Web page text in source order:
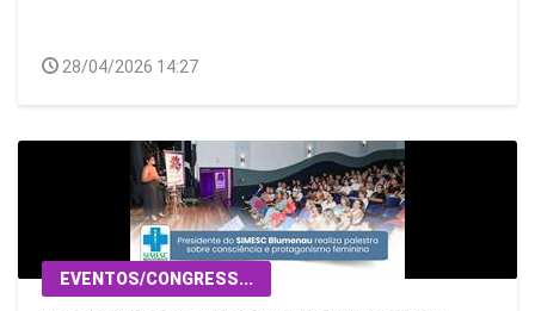
28/04/2026 14:27
EVENTOS/CONGRESS...